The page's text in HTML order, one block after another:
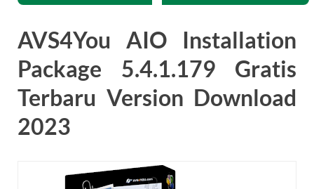
AVS4You AIO Installation
Package 5.4.1.179 Gratis
Terbaru Version Download
2023